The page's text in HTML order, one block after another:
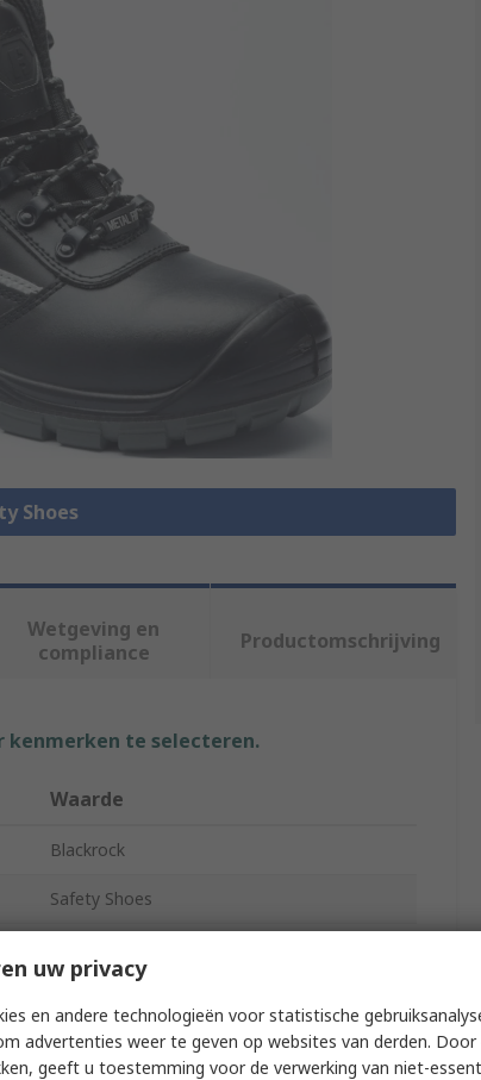
Shoes
Wetgeving en
compliance
Productomschrijving
kenmerken te selecteren.
Waarde
Blackrock
Safety Shoes
39
uw privacy
en andere technologieën voor statistische
advertenties weer te geven op websites van derden. Door
geeft u toestemming voor de verwerking van niet-